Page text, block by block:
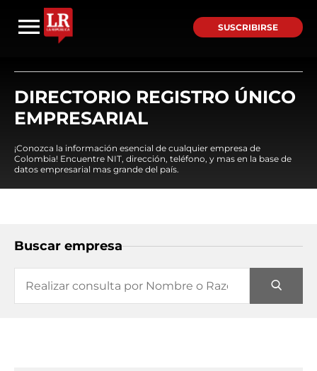
SUSCRIBIRSE
DIRECTORIO REGISTRO ÚNICO
EMPRESARIAL
¡Conozca la información esencial de cualquier empresa de
Colombia! Encuentre NIT, dirección, teléfono, y mas en la base de
datos empresarial mas grande del país.
Buscar empresa